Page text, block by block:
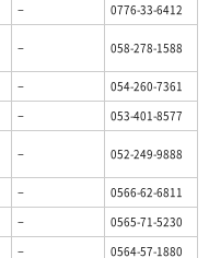
− 0776-33-6412
− 058-278-1588
−
054-260-7361
− 053-401-8577
− 052-249-9888
−
0566-62-6811
−
0565-71-5230
−
0564-57-1880